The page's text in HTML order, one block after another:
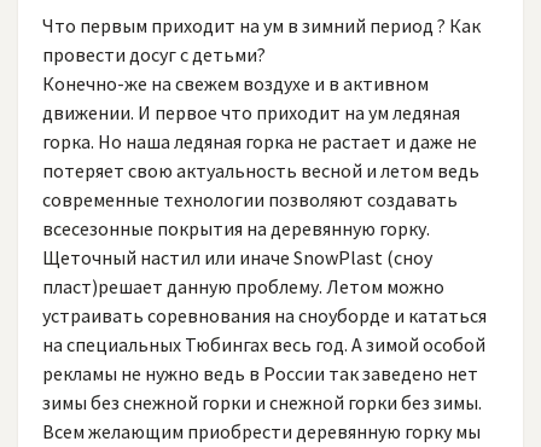
Что первым приходит на ум в зимний период ? Как
провести досуг с детьми?
Конечно-же на свежем воздухе и в активном
движении. И первое что приходит на ум ледяная
горка. Но наша ледяная горка не растает и даже не
потеряет свою актуальность весной и летом ведь
современные технологии позволяют создавать
всесезонные покрытия на деревянную горку.
Щеточный настил или иначе SnowPlast (сноу
пласт)решает данную проблему. Летом можно
устраивать соревнования на сноуборде и кататься
на специальных Тюбингах весь год. А зимой особой
рекламы не нужно ведь в России так заведено нет
зимы без снежной горки и снежной горки без зимы.
Всем желающим приобрести деревянную горку мы